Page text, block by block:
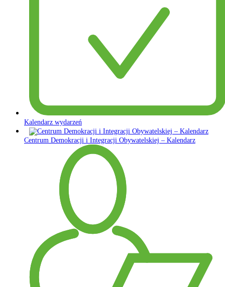
Kalendarz wydarzeń
Centrum Demokracji i Integracji Obywatelskiej – Kalendarz